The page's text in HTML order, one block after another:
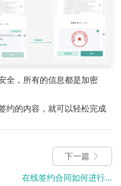
全，所有的信息都是加密
约的内容，就可以轻松完成
下一篇
在线签约合同如何进行...